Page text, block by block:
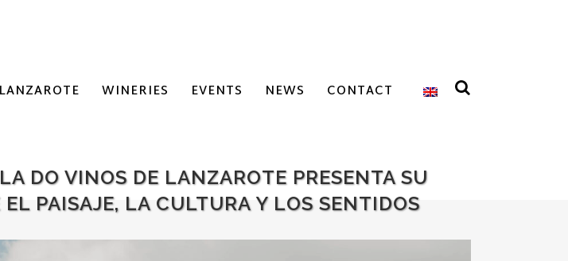
WINERIES EVENTS NEWS CONTACT
DO VINOS DE LANZAROTE PRESENTA SU
PAISAJE, LA CULTURA Y LOS SENTIDOS